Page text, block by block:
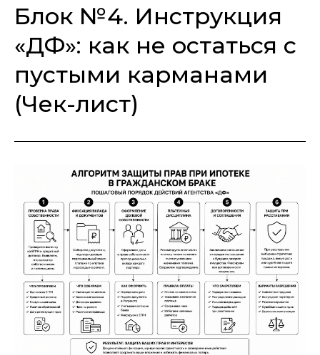
Блок №4. Инструкция
«ДФ»: как не остаться с
пустыми карманами
(Чек-лист)